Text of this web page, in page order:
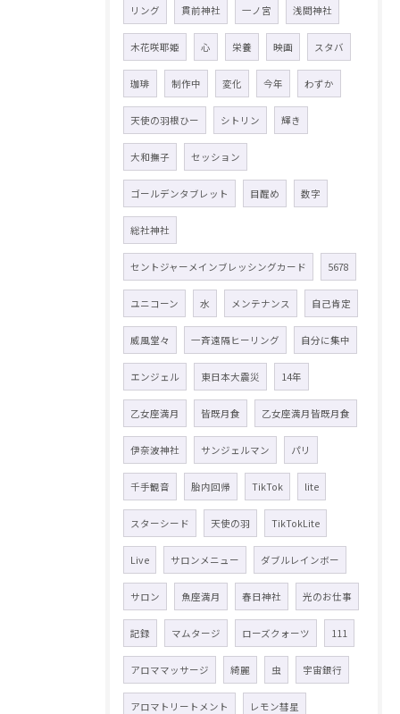
リング 貫前神社 一ノ宮 浅間神社
木花咲耶姫 心 栄養 映画 スタバ
珈琲 制作中 変化 今年 わずか
天使の羽根ひー シトリン 輝き
大和撫子 セッション
ゴールデンタブレット 目醒め 数字
総社神社
セントジャーメインブレッシングカード 5678
ユニコーン 水 メンテナンス 自己肯定
威風堂々 一斉遠隔ヒーリング 自分に集中
エンジェル 東日本大震災 14年
乙女座満月 皆既月食 乙女座満月皆既月食
伊奈波神社 サンジェルマン パリ
千手観音 胎内回帰 TikTok lite
スターシード 天使の羽 TikTokLite
Live サロンメニュー ダブルレインボー
サロン 魚座満月 春日神社 光のお仕事
記録 マムタージ ローズクォーツ 111
アロママッサージ 綺麗 虫 宇宙銀行
アロマトリートメント レモン彗星